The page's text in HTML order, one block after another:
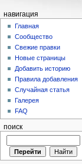
навигация
Главная
Сообщество
Свежие правки
Новые страницы
Добавить историю
Правила добавления
Случайная статья
Галерея
FAQ
поиск